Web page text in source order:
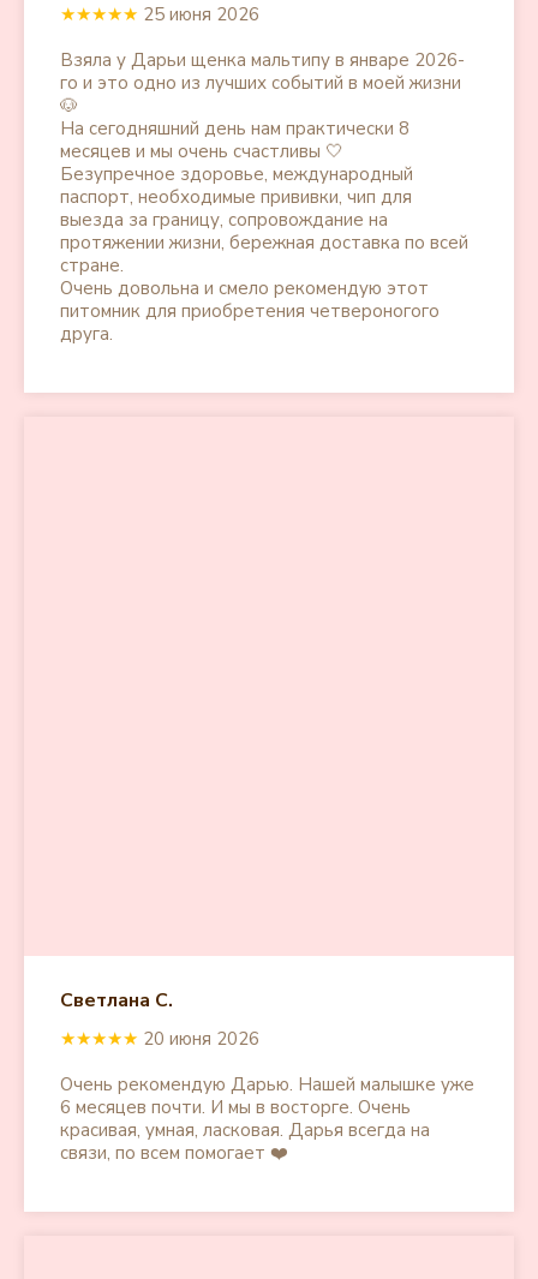
★★★★★ 25 июня 2026
Взяла у Дарьи щенка мальтипу в январе 2026-
го и это одно из лучших событий в моей жизни
🐶
На сегодняшний день нам практически 8
месяцев и мы очень счастливы 🤍
Безупречное здоровье, международный
паспорт, необходимые прививки, чип для
выезда за границу, сопровождание на
протяжении жизни, бережная доставка по всей
стране.
Очень довольна и смело рекомендую этот
питомник для приобретения четвероногого
друга.
Светлана С.
★★★★★ 20 июня 2026
Очень рекомендую Дарью. Нашей малышке уже
6 месяцев почти. И мы в восторге. Очень
красивая, умная, ласковая. Дарья всегда на
связи, по всем помогает ❤️
Контакты
Политика в отношении обработки
Создание и продвижение сайта
"Shtabkin PRO"
Источники